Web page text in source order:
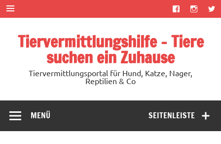
Zum
Inhalt
springen
Tiervermittlungshilfe – Tiere
suchen ein Zuhause
Tiervermittlungsportal für Hund, Katze, Nager,
Reptilien & Co
SEITENLEISTE
MENÜ